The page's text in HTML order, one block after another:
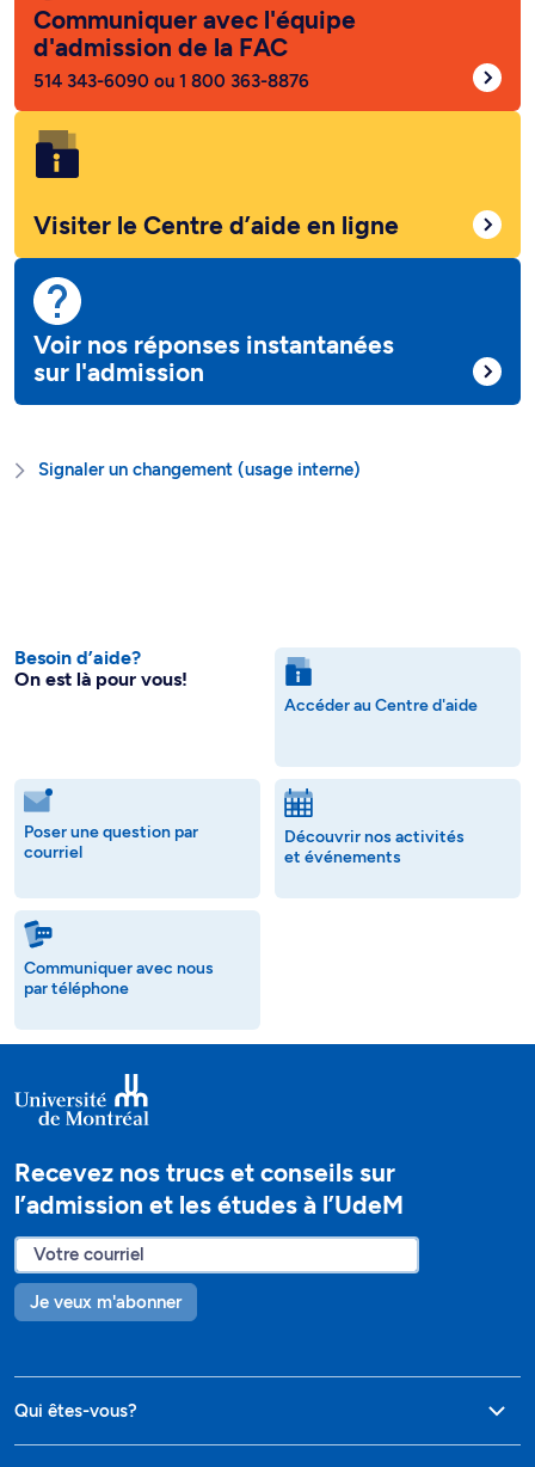
Communiquer avec l'équipe
d'admission de la FAC
514 343-6090 ou 1 800 363-8876
Visiter le Centre d’aide en ligne
Voir nos réponses instantanées
sur l'admission
Signaler un changement (usage interne)
Besoin d’aide?
On est là pour vous!
Accéder au Centre d'aide
Poser une question par
courriel
Découvrir nos activités
et événements
Communiquer avec nous
par téléphone
Recevez nos trucs et conseils sur
l’admission et les études à l’UdeM
Je veux m'abonner
Qui êtes-vous?